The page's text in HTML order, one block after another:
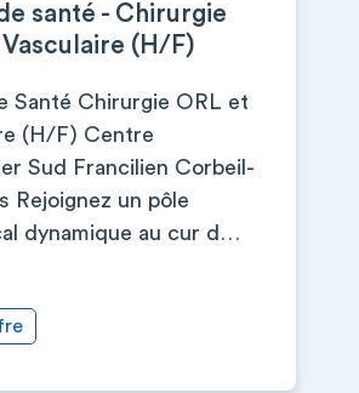
santé - Chirurgie
(H/F)
Santé Chirurgie ORL et
(H/F) Centre
Sud Francilien Corbeil-
Rejoignez un pôle
dynamique au cur d…